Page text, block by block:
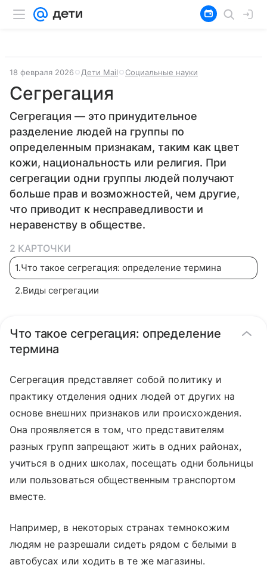
18 февраля 2026 Дети Mail Социальные науки
Сегрегация
Сегрегация — это принудительное
разделение людей на группы по
определенным признакам, таким как цвет
кожи, национальность или религия. При
сегрегации одни группы людей получают
больше прав и возможностей, чем другие,
что приводит к несправедливости и
неравенству в обществе.
2 КАРТОЧКИ
1.Что такое сегрегация: определение термина
2.Виды сегрегации
Что такое сегрегация: определение
термина
Сегрегация представляет собой политику и
практику отделения одних людей от других на
основе внешних признаков или происхождения.
Она проявляется в том, что представителям
разных групп запрещают жить в одних районах,
учиться в одних школах, посещать одни больницы
или пользоваться общественным транспортом
вместе.
Например, в некоторых странах темнокожим
людям не разрешали сидеть рядом с белыми в
автобусах или ходить в те же магазины.